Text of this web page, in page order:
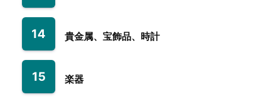
14 貴金属、宝飾品、時計
15 楽器